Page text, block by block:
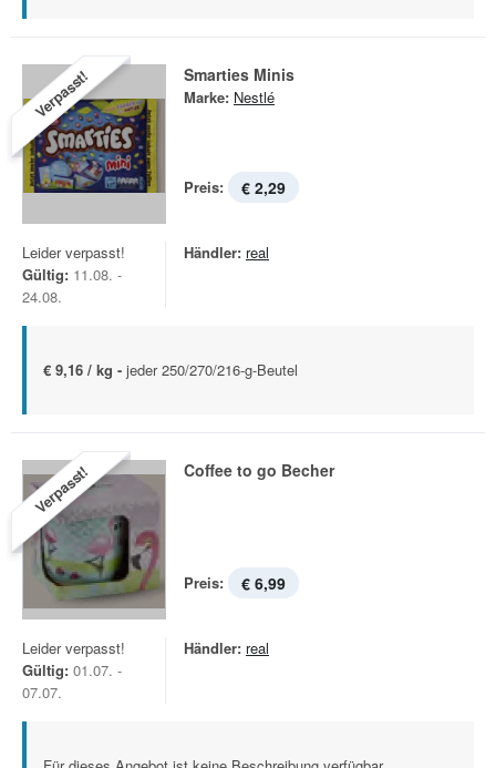
Verpasst! Smarties Minis
Marke: Nestlé
Preis: € 2,29
Leider verpasst!
Gültig: 11.08. -
24.08.
Händler: real
€ 9,16 / kg - jeder 250/270/216-g-Beutel
Verpasst! Coffee to go Becher
Preis: € 6,99
Leider verpasst!
Gültig: 01.07. -
07.07.
Händler: real